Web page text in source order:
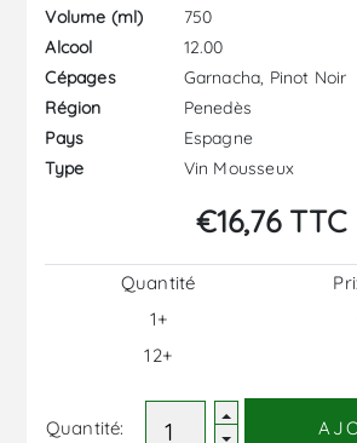
Volume (ml)
750
Alcool
12.00
Cépages
Garnacha, Pinot Noir
Région
Penedès
Pays
Espagne
Type
Vin Mousseux
€16,76 TTC
Quantité
1+
12+
Quantité: